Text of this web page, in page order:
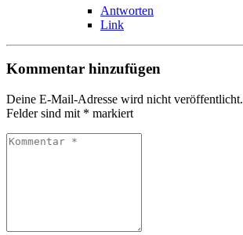
Antworten
Link
Kommentar hinzufügen
Deine E-Mail-Adresse wird nicht veröffentlicht.
Felder sind mit * markiert
Kommentar